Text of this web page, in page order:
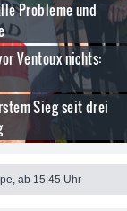
Probleme und
Ventoux nichts:
Sieg seit drei
ab 15:45 Uhr